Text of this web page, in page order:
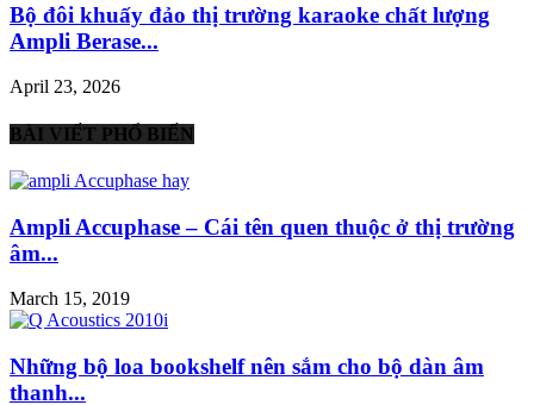
Bộ đôi khuấy đảo thị trường karaoke chất lượng
Ampli Berase...
April 23, 2026
BÀI VIẾT PHỔ BIẾN
Ampli Accuphase – Cái tên quen thuộc ở thị trường
âm...
March 15, 2019
Những bộ loa bookshelf nên sắm cho bộ dàn âm
thanh...